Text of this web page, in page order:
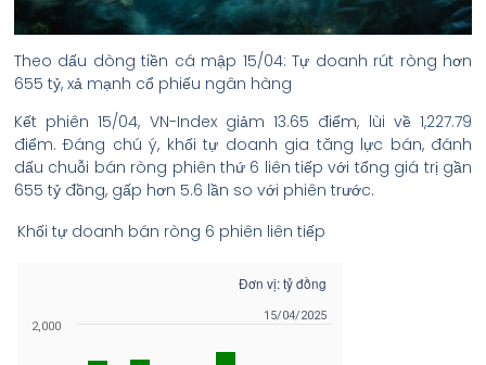
Theo dấu dòng tiền cá mập 15/04: Tự doanh rút ròng hơn
655 tỷ, xả mạnh cổ phiếu ngân hàng
Kết phiên 15/04, VN-Index giảm 13.65 điểm, lùi về 1,227.79
điểm. Đáng chú ý, khối tự doanh gia tăng lực bán, đánh
dấu chuỗi bán ròng phiên thứ 6 liên tiếp với tổng giá trị gần
655 tỷ đồng, gấp hơn 5.6 lần so với phiên trước.
Khối tự doanh bán ròng 6 phiên liên tiếp